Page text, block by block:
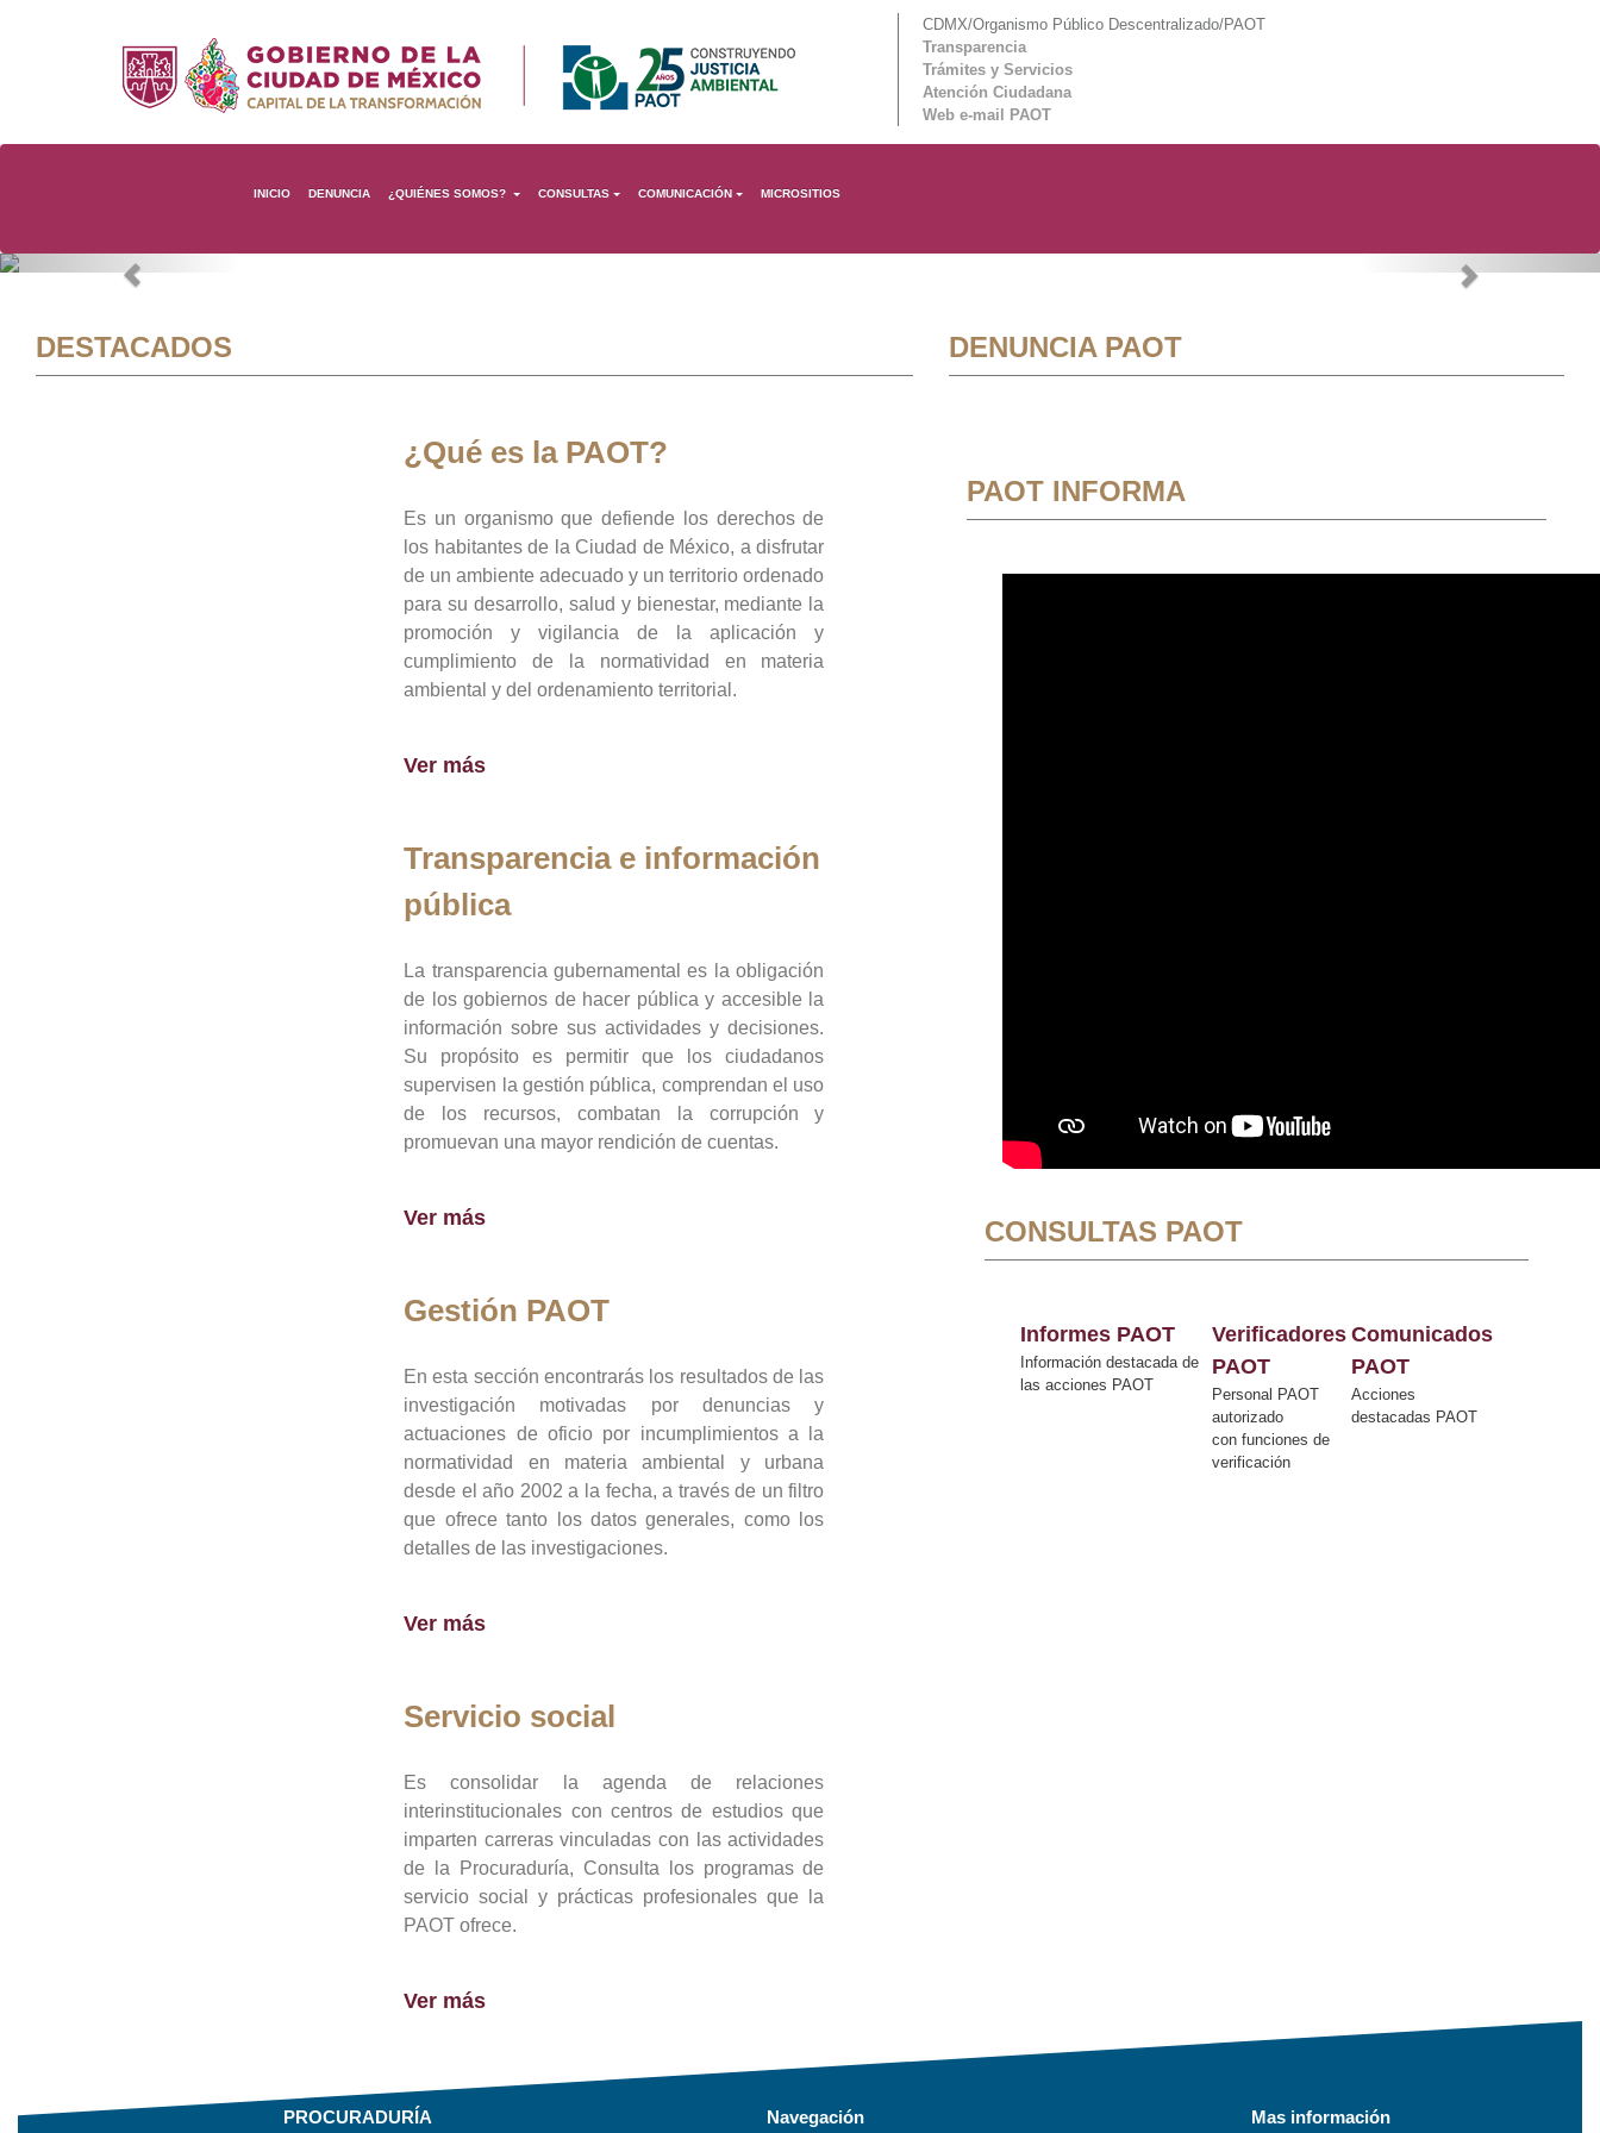
CDMX/Organismo Público Descentralizado/PAOT
Transparencia
Trámites y Servicios
Atención Ciudadana
Web e-mail PAOT
INICIO DENUNCIA ¿QUIÉNES SOMOS? CONSULTAS COMUNICACIÓN MICROSITIOS
Previous Next
DESTACADOS
¿Qué es la PAOT?
Es un organismo que defiende los derechos de
los habitantes de la Ciudad de México, a disfrutar
de un ambiente adecuado y un territorio ordenado
para su desarrollo, salud y bienestar, mediante la
promoción y vigilancia de la aplicación y
cumplimiento de la normatividad en materia
ambiental y del ordenamiento territorial.
Ver más
Transparencia e información
pública
La transparencia gubernamental es la obligación
de los gobiernos de hacer pública y accesible la
información sobre sus actividades y decisiones.
Su propósito es permitir que los ciudadanos
supervisen la gestión pública, comprendan el uso
de los recursos, combatan la corrupción y
promuevan una mayor rendición de cuentas.
Ver más
Gestión PAOT
En esta sección encontrarás los resultados de las
investigación motivadas por denuncias y
actuaciones de oficio por incumplimientos a la
normatividad en materia ambiental y urbana
desde el año 2002 a la fecha, a través de un filtro
que ofrece tanto los datos generales, como los
detalles de las investigaciones.
Ver más
Servicio social
Es consolidar la agenda de relaciones
interinstitucionales con centros de estudios que
imparten carreras vinculadas con las actividades
de la Procuraduría, Consulta los programas de
servicio social y prácticas profesionales que la
PAOT ofrece.
Ver más
DENUNCIA PAOT
PAOT INFORMA
CONSULTAS PAOT
Informes PAOT
Información destacada de
las acciones PAOT
Verificadores
PAOT
Personal PAOT
autorizado
con funciones de
verificación
Comunicados
PAOT
Acciones
destacadas PAOT
PROCURADURÍA Navegación Mas información